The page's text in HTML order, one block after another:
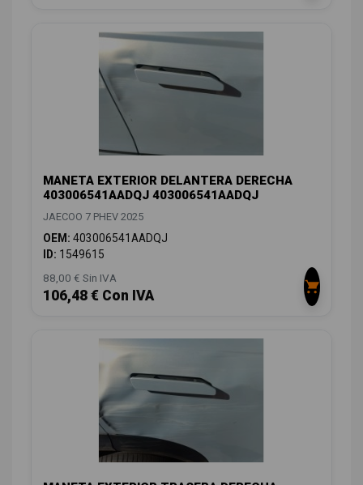
MANETA EXTERIOR DELANTERA DERECHA
403006541AADQJ 403006541AADQJ
JAECOO 7 PHEV 2025
OEM: 403006541AADQJ
ID: 1549615
88,00 € Sin IVA
106,48 € Con IVA